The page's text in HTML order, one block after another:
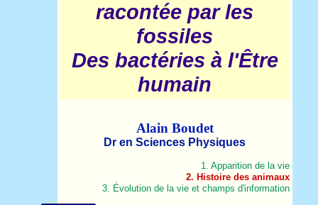
racontée par les
fossiles
Des bactéries à l'Être
humain
Alain Boudet
Dr en Sciences Physiques
1. Apparition de la vie
2. Histoire des animaux
3. Évolution de la vie et champs d'information